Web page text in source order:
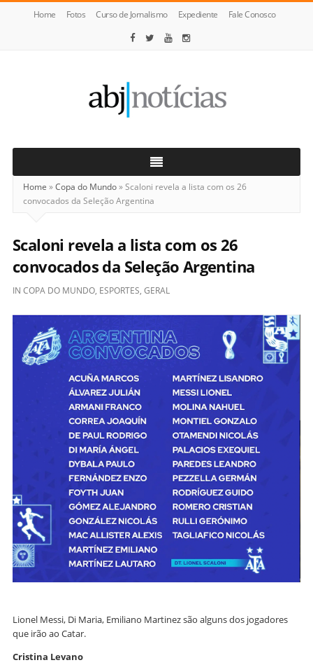
Home Fotos Curso de Jornalismo Expediente Fale Conosco
Notícias
Home »Copa do Mundo»Scaloni revela a lista com os 26
convocados da Seleção Argentina
Scaloni revela a lista com os 26
convocados da Seleção Argentina
IN COPA DO MUNDO, ESPORTES, GERAL
Lionel Messi, Di Maria, Emiliano Martinez são alguns dos jogadores
que irão ao Catar.
Cristina Levano